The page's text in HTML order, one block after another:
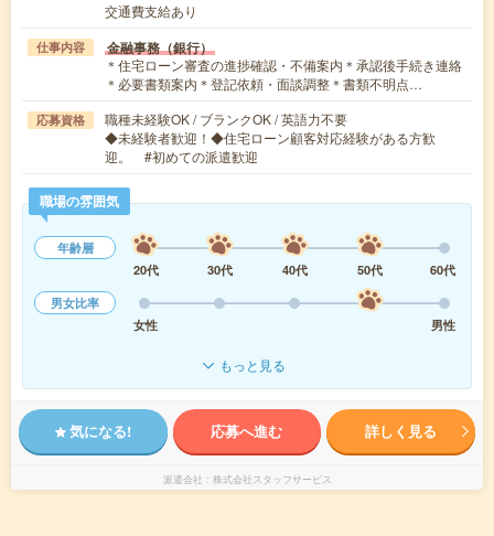
交通費支給あり
仕事内容 金融事務（銀行）
＊住宅ローン審査の進捗確認・不備案内＊承認後手続き連絡
＊必要書類案内＊登記依頼・面談調整＊書類不明点…
応募資格
職種未経験OK / ブランクOK / 英語力不要
◆未経験者歓迎！◆住宅ローン顧客対応経験がある方歓
迎。 #初めての派遣歓迎
職場の雰囲気
年齢層
20代
30代 40代 50代
60代
男女比率
女性
男性
もっと見る
気になる! 応募へ進む 詳しく見る
派遣会社 株式会社スタッフサービス